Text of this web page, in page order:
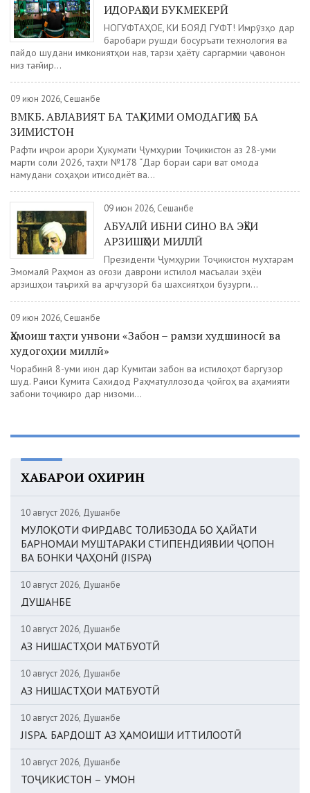
ИДОРАҲОИ БУКМЕКЕРӢ
НОГУФТАҲОЕ, КИ БОЯД ГУФТ! Имрӯзҳо дар
баробари рушди босуръати технология ва
пайдо шудани имкониятҳои нав, тарзи ҳаёту саргармии ҷавонон
низ тағйир...
09 июн 2026, Сешанбе
ВМКБ. АВЛАВИЯТ БА ТАҲКИМИ ОМОДАГИҲО БА
ЗИМИСТОН
Рафти иҷрои қарори Ҳукумати Ҷумҳурии Тоҷикистон аз 28-уми
марти соли 2026, таҳти №178 “Дар бораи сари вақт омода
намудани соҳаҳои иқтисодиёт ва...
09 июн 2026, Сешанбе
АБУАЛӢ ИБНИ СИНО ВА ЭҲЁИ
АРЗИШҲОИ МИЛЛӢ
Президенти Ҷумҳурии Тоҷикистон муҳтарам
Эмомалӣ Раҳмон аз оғози даврони истиқлол масъалаи эҳёи
арзишҳои таърихӣ ва арҷгузорӣ ба шахсиятҳои бузурги...
09 июн 2026, Сешанбе
Ҳамоиш таҳти унвони «Забон – рамзи худшиносӣ ва
худогоҳии миллӣ»
Чорабинӣ 8-уми июн дар Кумитаи забон ва истилоҳот баргузор
шуд. Раиси Кумита Сахидод Раҳматуллозода ҷойгоҳ ва аҳамияти
забони тоҷикиро дар низоми...
ХАБАРҲОИ ОХИРИН
10 август 2026, Душанбе
МУЛОҚОТИ ФИРДАВС ТОЛИБЗОДА БО ҲАЙАТИ
БАРНОМАИ МУШТАРАКИ СТИПЕНДИЯВИИ ҶОПОН
ВА БОНКИ ҶАҲОНӢ (JISPA)
10 август 2026, Душанбе
ДУШАНБЕ
10 август 2026, Душанбе
АЗ НИШАСТҲОИ МАТБУОТӢ
10 август 2026, Душанбе
АЗ НИШАСТҲОИ МАТБУОТӢ
10 август 2026, Душанбе
JISPA. БАРДОШТ АЗ ҲАМОИШИ ИТТИЛООТӢ
10 август 2026, Душанбе
ТОҶИКИСТОН – УМОН